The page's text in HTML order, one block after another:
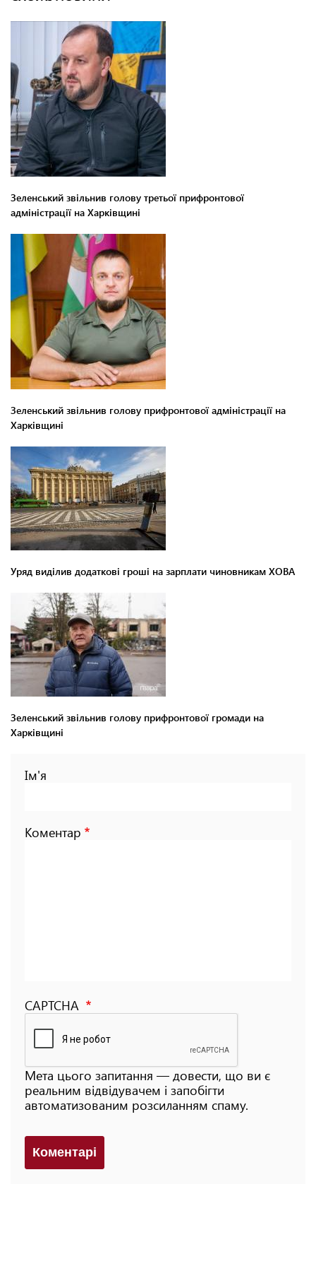
Зеленський звільнив голову третьої прифронтової
адміністрації на Харківщині
Зеленський звільнив голову прифронтової адміністрації на
Харківщині
Уряд виділив додаткові гроші на зарплати чиновникам ХОВА
Зеленський звільнив голову прифронтової громади на
Харківщині
Ім'я
Коментар
CAPTCHA
Мета цього запитання — довести, що ви є
реальним відвідувачем і запобігти
автоматизованим розсиланням спаму.
Коментарi